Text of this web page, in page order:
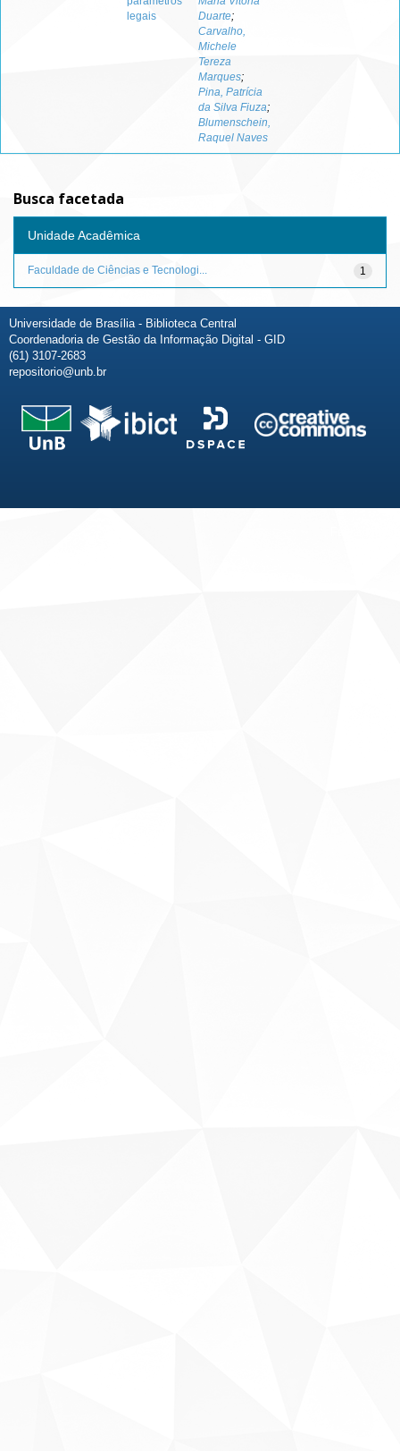
legais
Duarte;
Carvalho,
Michele
Tereza
Marques;
Pina, Patrícia
da Silva Fiuza;
Blumenschein,
Raquel Naves
Busca facetada
Unidade Acadêmica
1
Faculdade de Ciências e Tecnologi...
Universidade de Brasília - Biblioteca Central
Coordenadoria de Gestão da Informação Digital - GID
(61) 3107-2683
repositorio@unb.br